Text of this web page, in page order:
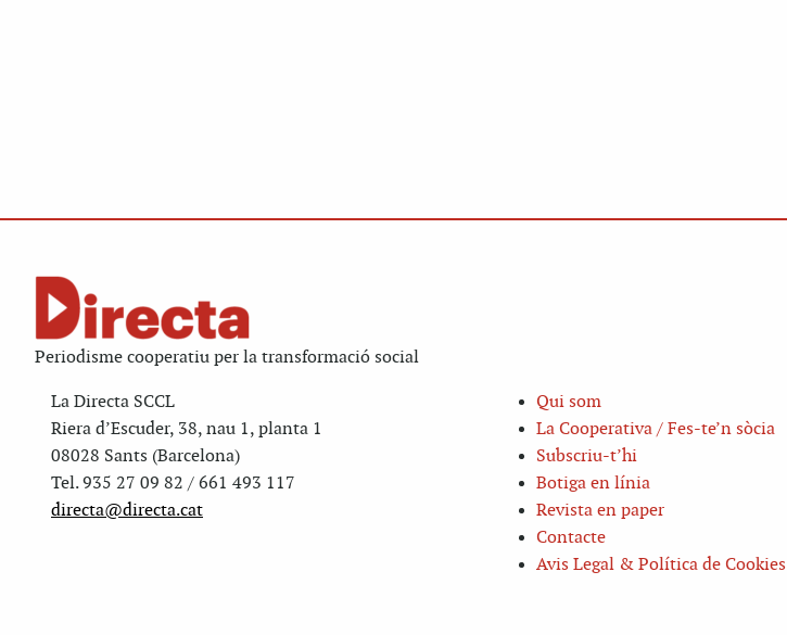
Periodisme cooperatiu per la transformació social
La Directa SCCL
Riera d’Escuder, 38, nau 1, planta 1
08028 Sants (Barcelona)
Tel. 935 27 09 82 / 661 493 117
directa@directa.cat
Qui som
La Cooperativa / Fes-te’n sòcia
Subscriu-t’hi
Botiga en línia
Revista en paper
Contacte
Avis Legal & Política de Cookies